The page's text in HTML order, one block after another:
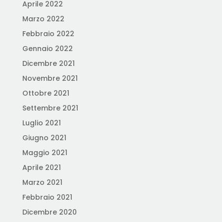
Aprile 2022
Marzo 2022
Febbraio 2022
Gennaio 2022
Dicembre 2021
Novembre 2021
Ottobre 2021
Settembre 2021
Luglio 2021
Giugno 2021
Maggio 2021
Aprile 2021
Marzo 2021
Febbraio 2021
Dicembre 2020